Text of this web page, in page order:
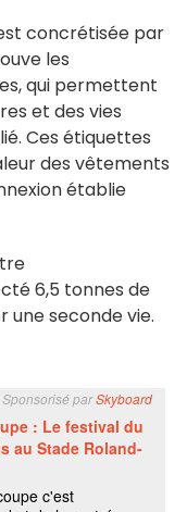
concrétisée par
les
qui permettent
et des vies
Ces étiquettes
des vêtements
établie
6,5 tonnes de
une seconde vie.